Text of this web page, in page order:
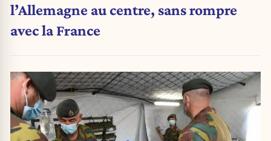
l’Allemagne au centre, sans rompre
avec la France